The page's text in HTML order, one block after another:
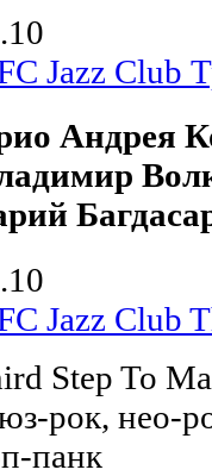
Андрея
Step To
рок, нео-
панк